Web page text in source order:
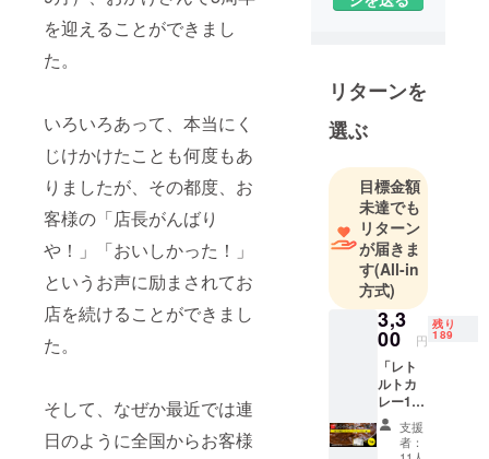
を迎えることができまし
た。
いろいろあって、本当にく
じけかけたことも何度もあ
りましたが、その都度、お
客様の「店長がんばり
や！」「おいしかった！」
というお声に励まされてお
店を続けることができまし
た。
そして、なぜか最近では連
日のように全国からお客様
リターンを
選ぶ
目標金額
未達でも
リターン
が届きま
す(All-in
方式)
3,3
00 円
残り
189
「レト
ルトカ
レー1
個」
（まる
かつ特
支援
者：